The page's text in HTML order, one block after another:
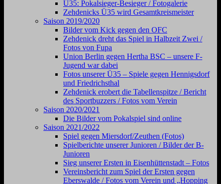
Ü35: Pokalsieger-Besieger / Fotogalerie
Zehdenicks Ü35 wird Gesamtkreismeister
Saison 2019/2020
Bilder vom Kick gegen den OFC
Zehdenick dreht das Spiel in Halbzeit Zwei /
Fotos von Fupa
Union Berlin gegen Hertha BSC – unsere F-
Jugend war dabei
Fotos unserer Ü35 – Spiele gegen Hennigsdorf
und Friedrichsthal
Zehdenick erobert die Tabellenspitze / Bericht
des Sportbuzzers / Fotos vom Verein
Saison 2020/2021
Die Bilder vom Pokalspiel sind online
Saison 2021/2022
Spiel gegen Miersdorf/Zeuthen (Fotos)
Spielberichte unserer Junioren / Bilder der B-
Junioren
Sieg unserer Ersten in Eisenhüttenstadt – Fotos
Vereinsbericht zum Spiel der Ersten gegen
Eberswalde / Fotos vom Verein und „Hopping